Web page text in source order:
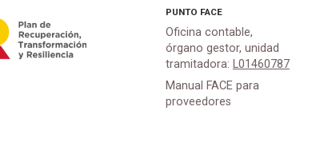
PUNTO FACE
Oficina contable,
órgano gestor, unidad
tramitadora: L01460787
Manual FACE para
proveedores